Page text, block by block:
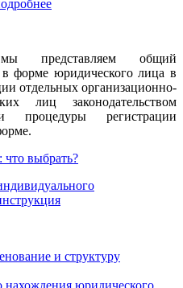
представляем общий
в форме юридического лица в
отдельных организационно-
лиц законодательством
процедуры регистрации
выбрать?
и структуру